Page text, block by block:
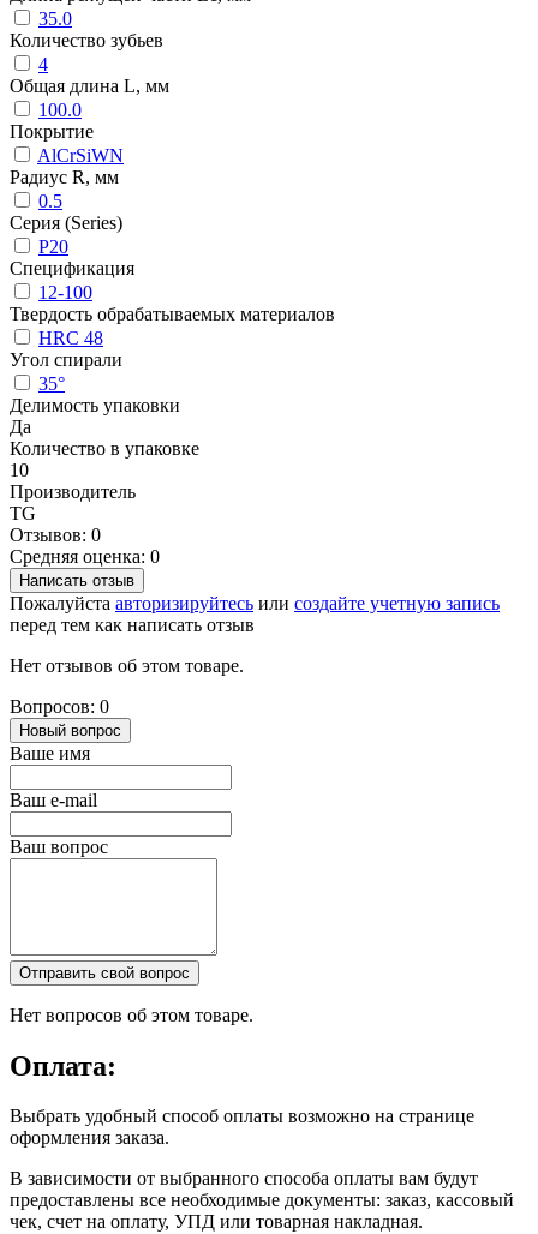
35.0
Количество зубьев
4
Общая длина L, мм
100.0
Покрытие
AlCrSiWN
Радиус R, мм
0.5
Серия (Series)
P20
Спецификация
12-100
Твердость обрабатываемых материалов
HRC 48
Угол спирали
35°
Делимость упаковки
Да
Количество в упаковке
10
Производитель
TG
Отзывов: 0
Средняя оценка: 0
Написать отзыв
Пожалуйста авторизируйтесь или создайте учетную запись
перед тем как написать отзыв
Нет отзывов об этом товаре.
Вопросов: 0
Новый вопрос
Ваше имя
Ваш e-mail
Ваш вопрос
Отправить свой вопрос
Нет вопросов об этом товаре.
Оплата:
Выбрать удобный способ оплаты возможно на странице
оформления заказа.
В зависимости от выбранного способа оплаты вам будут
предоставлены все необходимые документы: заказ, кассовый
чек, счет на оплату, УПД или товарная накладная.